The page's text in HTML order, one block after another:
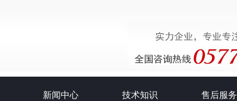
新闻中心 技术知识 售后服务